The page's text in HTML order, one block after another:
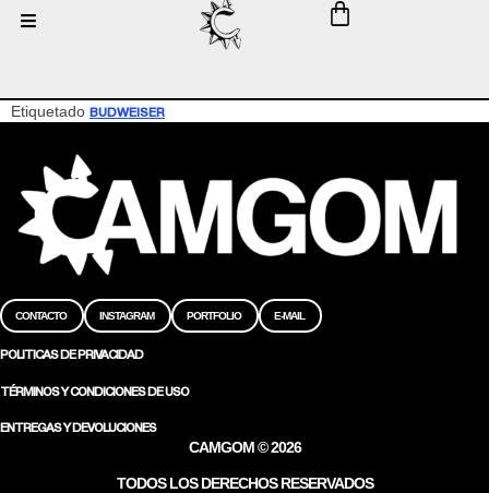
Etiquetado BUDWEISER
CONTACTO INSTAGRAM PORTFOLIO E-MAIL
POLITICAS DE PRIVACIDAD
TÉRMINOS Y CONDICIONES DE USO
ENTREGAS Y DEVOLUCIONES
CAMGOM © 2026
TODOS LOS DERECHOS RESERVADOS